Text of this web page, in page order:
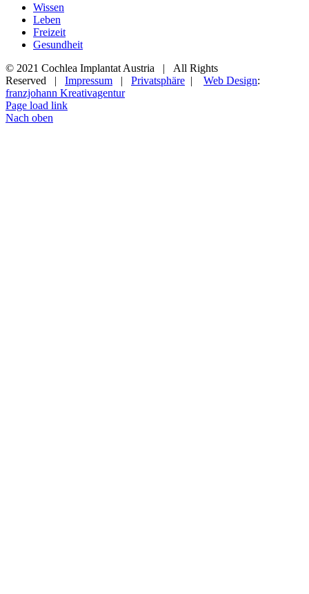
Wissen
Leben
Freizeit
Gesundheit
© 2021 Cochlea Implantat Austria | All Rights
Reserved | Impressum | Privatsphäre | Web Design:
franzjohann Kreativagentur
Page load link
Nach oben